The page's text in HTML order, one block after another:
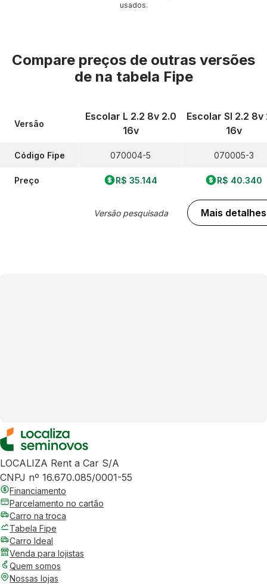
usados.
Compare preços de outras versões
de na tabela Fipe
Versão
Código Fipe
Preço
Escolar L 2.2 8v 2.0
16v
070004-5
R$ 35.144
Versão pesquisada
Escolar Sl 2.2 8v
16v
070005-3
R$ 40.340
Mais detalhes
LOCALIZA Rent a Car S/A
CNPJ nº 16.670.085/0001-55
Financiamento
Parcelamento no cartão
Carro na troca
Tabela Fipe
Carro Ideal
Venda para lojistas
Quem somos
Nossas lojas